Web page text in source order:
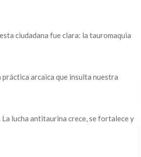
ciudadana fue clara: la tauromaquia
práctica arcaica que insulta nuestra
lucha antitaurina crece, se fortalece y